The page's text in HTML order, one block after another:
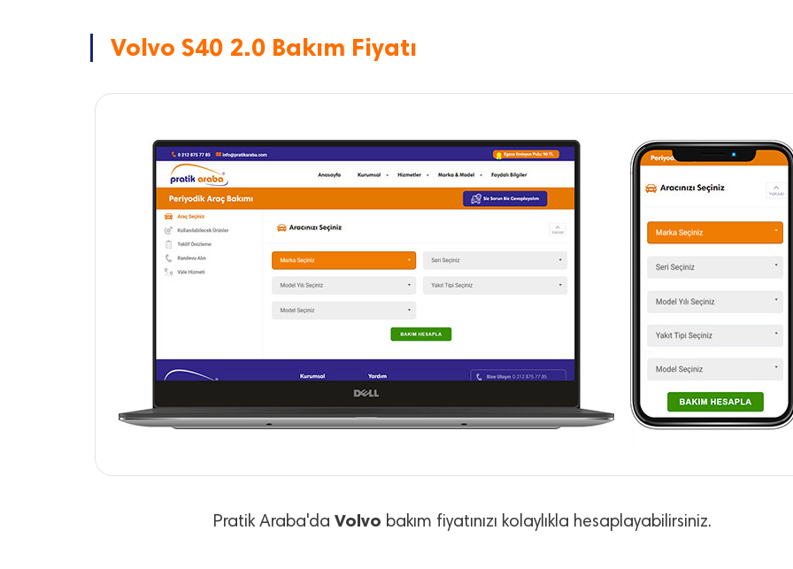
Volvo S40 2.0 Bakım Fiyatı
Pratik Araba'da Volvo bakım fiyatınızı kolaylıkla hesaplayabilirsiniz.